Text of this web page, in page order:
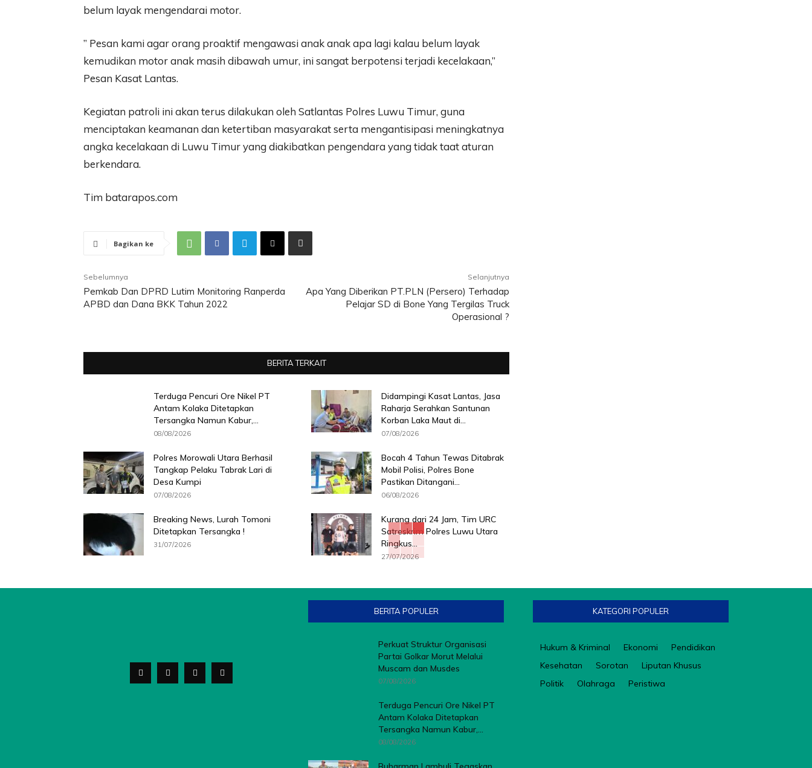
belum layak mengendarai motor.
” Pesan kami agar orang proaktif mengawasi anak anak apa lagi kalau belum layak
kemudikan motor anak masih dibawah umur, ini sangat berpotensi terjadi kecelakaan,”
Pesan Kasat Lantas.
Kegiatan patroli ini akan terus dilakukan oleh Satlantas Polres Luwu Timur, guna
menciptakan keamanan dan ketertiban masyarakat serta mengantisipasi meningkatnya
angka kecelakaan di Luwu Timur yang diakibatkan pengendara yang tidak taat aturan
berkendara.
Tim batarapos.com
Bagikan ke
Sebelumnya
Pemkab Dan DPRD Lutim Monitoring Ranperda
APBD dan Dana BKK Tahun 2022
Selanjutnya
Apa Yang Diberikan PT.PLN (Persero) Terhadap
Pelajar SD di Bone Yang Tergilas Truck
Operasional ?
BERITA TERKAIT
Terduga Pencuri Ore Nikel PT
Antam Kolaka Ditetapkan
Tersangka Namun Kabur,...
08/08/2026
Didampingi Kasat Lantas, Jasa
Raharja Serahkan Santunan
Korban Laka Maut di...
07/08/2026
Polres Morowali Utara Berhasil
Tangkap Pelaku Tabrak Lari di
Desa Kumpi
07/08/2026
Bocah 4 Tahun Tewas Ditabrak
Mobil Polisi, Polres Bone
Pastikan Ditangani...
06/08/2026
Breaking News, Lurah Tomoni
Ditetapkan Tersangka !
31/07/2026
Kurang dari 24 Jam, Tim URC
Satreskrim Polres Luwu Utara
Ringkus...
27/07/2026
BERITA POPULER
Perkuat Struktur Organisasi
Partai Golkar Morut Melalui
Muscam dan Musdes
07/08/2026
Terduga Pencuri Ore Nikel PT
Antam Kolaka Ditetapkan
Tersangka Namun Kabur,...
08/08/2026
KATEGORI POPULER
Hukum & Kriminal Ekonomi
Pendidikan
Kesehatan
Sorotan
Liputan Khusus
Politik
Olahraga Peristiwa